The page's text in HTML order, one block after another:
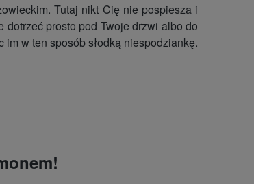
Tutaj nikt Cię nie pospiesza i
prosto pod Twoje drzwi albo do
w ten sposób słodką niespodziankę.